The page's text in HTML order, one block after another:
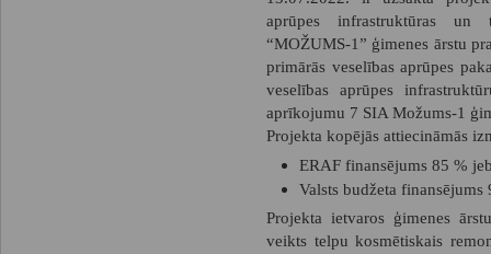
aprūpes infrastruktūras un
“MOŽUMS-1” ģimenes ārstu
primārās veselības aprūpes
veselības aprūpes
aprīkojumu 7 SIA Možums-1
Projekta kopējās attiecināmās
ERAF finansējums 85 %
Valsts budžeta
Projekta ietvaros ģimenes
veikts telpu kosmētiskais